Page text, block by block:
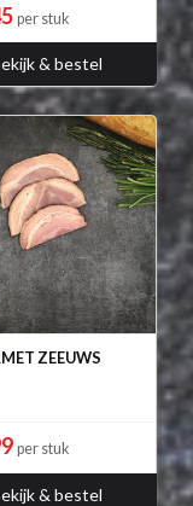
per stuk
& bestel
ZEEUWS
per stuk
& bestel